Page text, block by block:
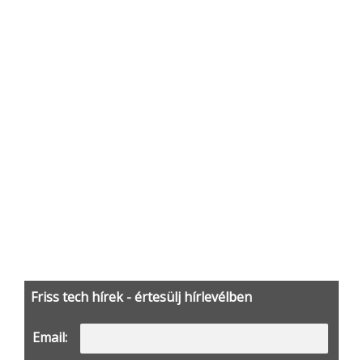
Friss tech hírek - értesülj hírlevélben
Email: